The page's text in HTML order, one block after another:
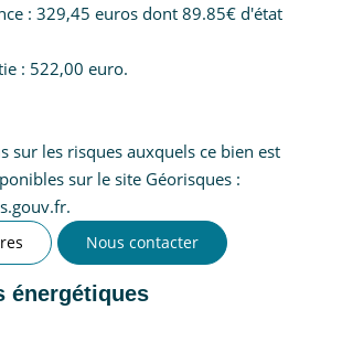
: 329,45 euros dont 89.85€ d'état
: 522,00 euro.
sur les risques auxquels ce bien est
sur le site Géorisques :
Nous contacter
énergétiques